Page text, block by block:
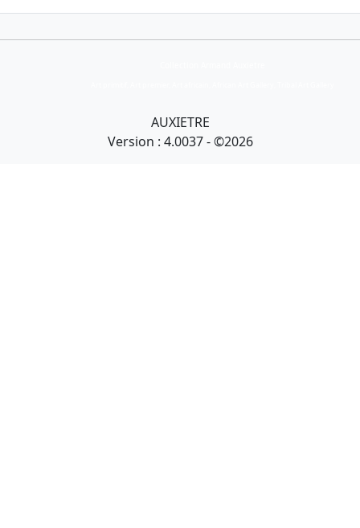
AUXIETRE
Version : 4.0037 - ©2026